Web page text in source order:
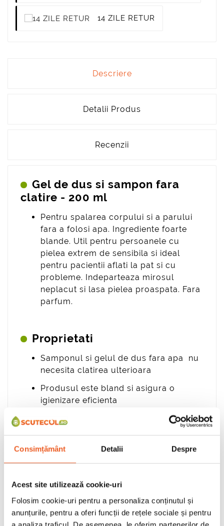
Consimțământ Detalii Despre
Acest site utilizează cookie-uri
Folosim cookie-uri pentru a personaliza conținutul și
anunțurile, pentru a oferi funcții de rețele sociale și pentru
14 ZILE RETUR
Descriere
Detalii Produs
Recenzii
Gel de dus si sampon fara
clatire - 200 ml
Pentru spalarea corpului si a parului
fara a folosi apa. Ingrediente foarte
blande. Util pentru persoanele cu
pielea extrem de sensibila si ideal
pentru pacientii aflati la pat si cu
probleme. Indeparteaza mirosul
neplacut si lasa pielea proaspata. Fara
parfum.
Proprietati
Samponul si gelul de dus fara apa nu
necesita clatirea ulterioara
Produsul este bland si asigura o
igienizare eficienta
Este recomandat persoanelor
Rutina de igienizare este mult usurata,
iar cearceafurile vor ramane uscate
lasa pielea proaspata